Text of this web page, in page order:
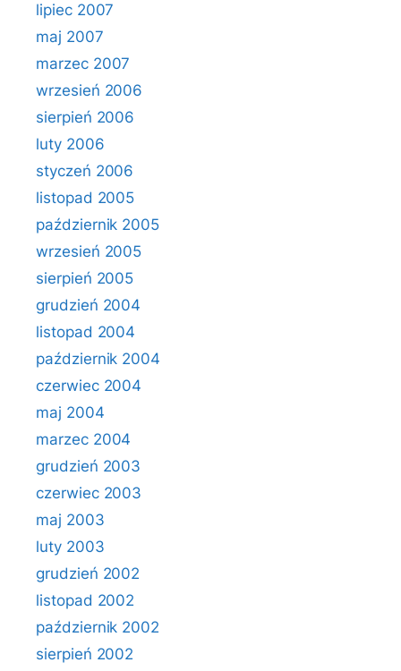
lipiec 2007
maj 2007
marzec 2007
wrzesień 2006
sierpień 2006
luty 2006
styczeń 2006
listopad 2005
październik 2005
wrzesień 2005
sierpień 2005
grudzień 2004
listopad 2004
październik 2004
czerwiec 2004
maj 2004
marzec 2004
grudzień 2003
czerwiec 2003
maj 2003
luty 2003
grudzień 2002
listopad 2002
październik 2002
sierpień 2002